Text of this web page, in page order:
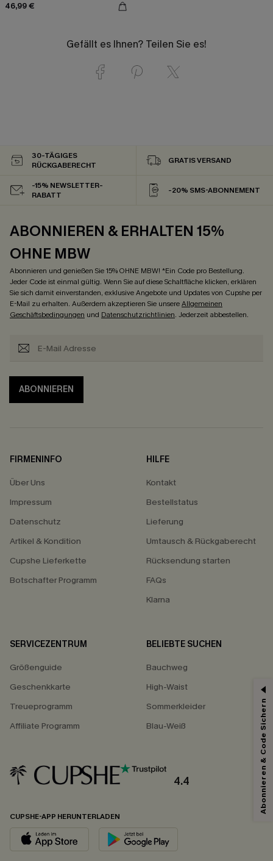
46,99 €
Gefällt es Ihnen? Teilen Sie es!
30-TÄGIGES
RÜCKGABERECHT
GRATIS VERSAND
-15% NEWSLETTER-
RABATT
-20% SMS-ABONNEMENT
ABONNIEREN & ERHALTEN 15%
OHNE MBW
Abonnieren und genießen Sie 15% OHNE MBW! *Ein Code pro Bestellung.
Jeder Code ist einmal gültig. Wenn Sie auf diese Schaltfläche klicken, erklären
Sie sich damit einverstanden, exklusive Angebote und Updates von Cupshe per
E-Mail zu erhalten. Außerdem akzeptieren Sie unsereAllgemeinen
Geschäftsbedingungen und Datenschutzrichtlinien. Jederzeit abbestellen.
ABONNIEREN
FIRMENINFO
Über Uns
Impressum
Datenschutz
Artikel & Kondition
Cupshe Lieferkette
Botschafter Programm
HILFE
Kontakt
Bestellstatus
Lieferung
Umtausch & Rückgaberecht
Rücksendung starten
FAQs
Klarna
SERVICEZENTRUM
Größenguide
Geschenkkarte
Treueprogramm
Affiliate Programm
BELIEBTE SUCHEN
Bauchweg
High-Waist
Sommerkleider
Blau-Weiß
4.4
CUPSHE-APP HERUNTERLADEN
Abonnieren & Code Sichern